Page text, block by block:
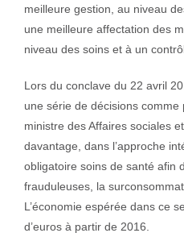
meilleure gestion, au niveau
une meilleure affectation des
niveau des soins et à un
Lors du conclave du 22 avril
une série de décisions
ministre des Affaires sociales
davantage, dans l’approche
obligatoire soins de santé afin
frauduleuses, la
L’économie espérée dans ce
d’euros à partir de 2016.